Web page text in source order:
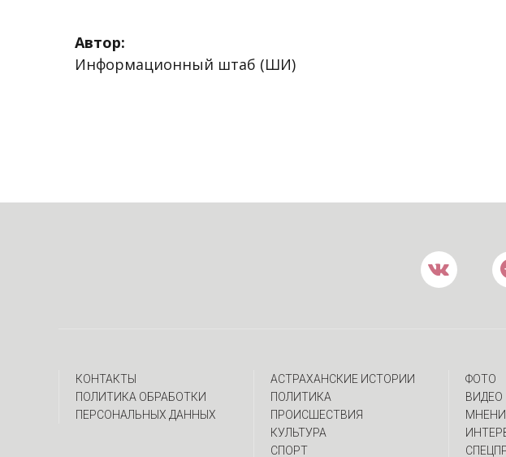
Автор:
Информационный штаб (ШИ)
КОНТАКТЫ
ПОЛИТИКА ОБРАБОТКИ
ПЕРСОНАЛЬНЫХ ДАННЫХ
АСТРАХАНСКИЕ ИСТОРИИ
ПОЛИТИКА
ПРОИСШЕСТВИЯ
КУЛЬТУРА
СПОРТ
ФОТО
ВИДЕО